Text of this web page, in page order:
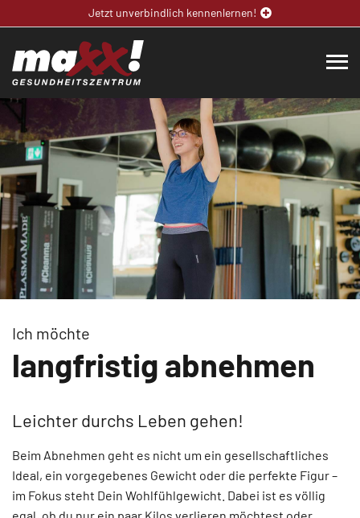
Jetzt unverbindlich kennenlernen!
langfristig abnehmen
Ich möchte
Leichter durchs Leben gehen!
Beim Abnehmen geht es nicht um ein gesellschaftliches
Ideal, ein vorgegebenes Gewicht oder die perfekte Figur –
im Fokus steht Dein Wohlfühlgewicht. Dabei ist es völlig